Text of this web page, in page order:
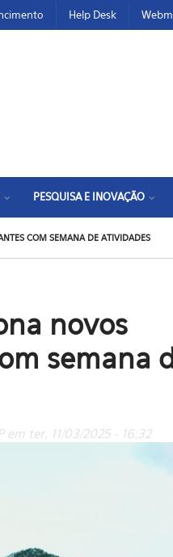
Help Desk
PESQUISA E INOVAÇÃO
COM SEMANA DE ATIVIDADES
novos
semana
em ter, 11/03/2025 - 16:32